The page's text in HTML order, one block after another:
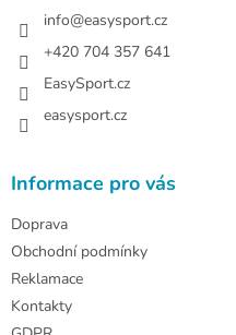
info@easysport.cz
+420 704 357 641
EasySport.cz
easysport.cz
Informace pro vás
Doprava
Obchodní podmínky
Reklamace
Kontakty